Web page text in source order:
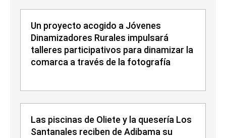
Un proyecto acogido a Jóvenes
Dinamizadores Rurales impulsará
talleres participativos para dinamizar la
comarca a través de la fotografía
Las piscinas de Oliete y la quesería Los
Santanales reciben de Adibama su